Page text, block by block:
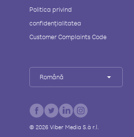
Politica privind
confidențialitatea
Customer Complaints Code
Română
© 2026Viber Media S.à r.l.